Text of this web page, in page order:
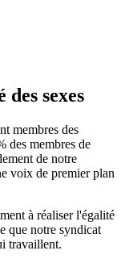
sexes
membres des
des membres de
de notre
voix de premier plan
à réaliser l'égalité
que notre syndicat
travaillent.